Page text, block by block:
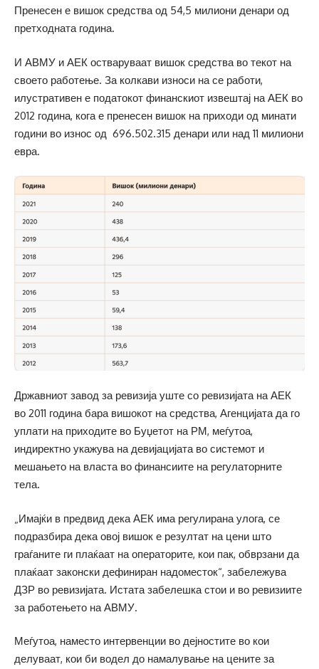
Пренесен е вишок средства од 54,5 милиони денари од
претходната година.
И АВМУ и АЕК остваруваат вишок средства во текот на
своето работење. За колкави износи на се работи,
илустративен е податокот финанскиот извештај на АЕК во
2012 година, кога е пренесен вишок на приходи од минати
години во износ од 696.502.315 денари или над 11 милиони
евра.
Државниот завод за ревизија уште со ревизијата на АЕК
во 2011 година бара вишокот на средства, Агенцијата да го
уплати на приходите во Буџетот на РМ, меѓутоа,
индиректно укажува на девијацијата во системот и
мешањето на власта во финансиите на регулаторните
тела.
„Имајќи в предвид дека АЕК има регулирана улога, се
подразбира дека овој вишок е резултат на цени што
граѓаните ги плаќаат на операторите, кои пак, обврзани да
плаќаат законски дефиниран надоместок“, забележува
ДЗР во ревизијата. Истата забелешка стои и во ревизиите
за работењето на АВМУ.
Меѓутоа, наместо интервенции во дејностите во кои
делуваат, кои би водел до намалување на цените за